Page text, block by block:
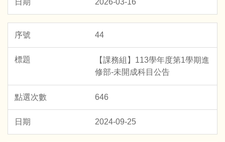
44
【課務組】113學年度第1學期進
修部-未開成科目公告
646
2024-09-25